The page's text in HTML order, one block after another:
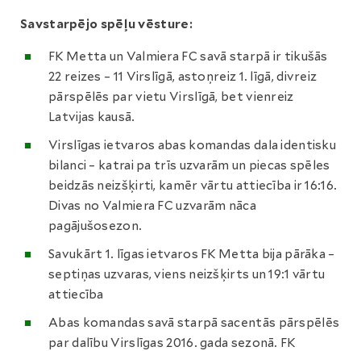
Savstarpējo spēļu vēsture:
FK Metta un Valmiera FC savā starpā ir tikušās
22 reizes – 11 Virslīgā, astoņreiz 1. līgā, divreiz
pārspēlēs par vietu Virslīgā, bet vienreiz
Latvijas kausā.
Virslīgas ietvaros abas komandas dala identisku
bilanci – katrai pa trīs uzvarām un piecas spēles
beidzās neizšķirti, kamēr vārtu attiecība ir 16:16.
Divas no Valmiera FC uzvarām nāca
pagājušosezon.
Savukārt 1. līgas ietvaros FK Metta bija pārāka –
septiņas uzvaras, viens neizšķirts un 19:1 vārtu
attiecība
Abas komandas savā starpā sacentās pārspēlēs
par dalību Virslīgas 2016. gada sezonā. FK